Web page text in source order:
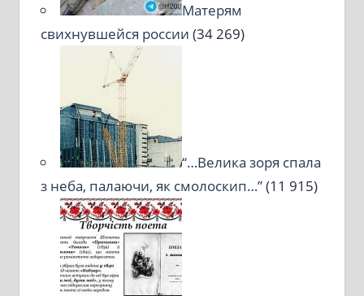
Матерям
свихнувшейся россии (34 269)
“…Велика зоря спала
з неба, палаючи, як смолоскип…”(11 915)